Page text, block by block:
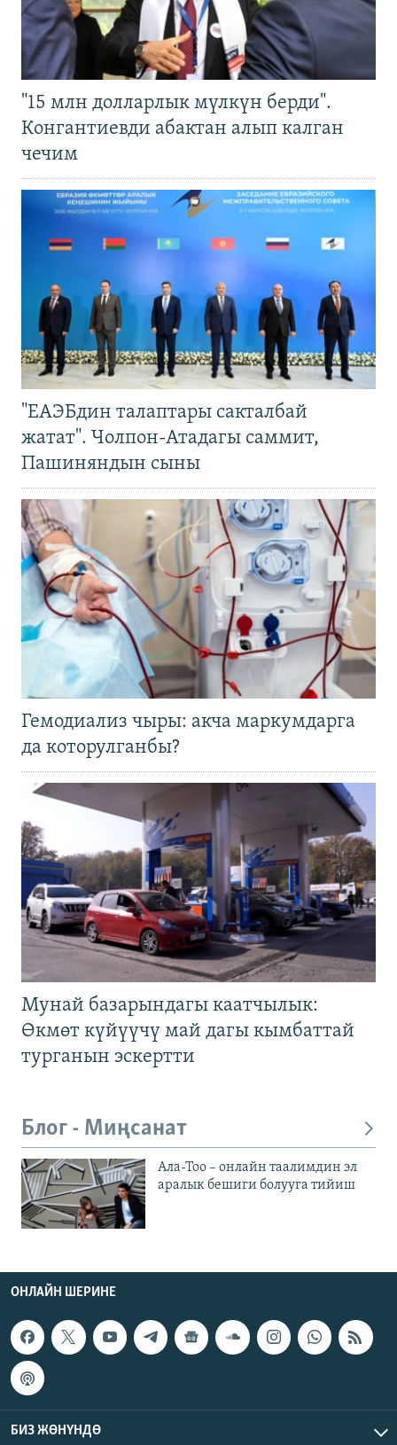
"15 млн долларлык мүлкүн берди".
Конгантиевди абактан алып калган
чечим
"ЕАЭБдин талаптары сакталбай
жатат". Чолпон-Атадагы саммит,
Пашиняндын сыны
Гемодиализ чыры: акча маркумдарга
да которулганбы?
Мунай базарындагы каатчылык:
Өкмөт күйүүчү май дагы кымбаттай
турганын эскертти
Блог - Миңсанат
Ала-Тоо – онлайн таалимдин эл
аралык бешиги болууга тийиш
ОНЛАЙН ШЕРИНЕ
БИЗ ЖӨНҮНДӨ